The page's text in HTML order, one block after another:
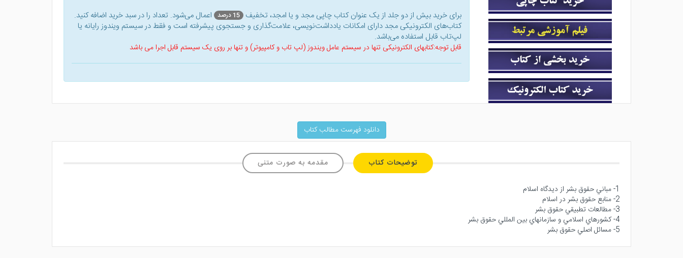
برای خرید بیش از دو جلد از یک عنوان کتاب‌ چاپی مجد و یا امجد، تخفیف 15 درصد
اعمال می‌شود. تعداد را در سبد خرید اضافه کنید.
کتاب‌های الکترونیکی مجد دارای امکانات یادداشت‌نویسی، علامت‌گذاری و جستجوی پیشرفته است و فقط در سیستم ویندوز رایانه یا
لپ‌تاب قابل استفاده می‌باشد.
قابل توجه:کتابهای الکترونیکی تنها در سیستم عامل ویندوز (لپ تاب و کامپیوتر) و تنها بر روی یک سیستم قابل اجرا می باشد
دانلود فهرست مطالب کتاب
توضیحات کتاب مقدمه به صورت متنی
1- مباني حقوق بشر از ديدگاه اسلام
2- منابع حقوق بشر در اسلام
3- مطالعات تطبيقي حقوق بشر
4- كشورهاي اسلامي و سازمانهاي بين المللي حقوق بشر
5- مسائل اصلي حقوق بشر